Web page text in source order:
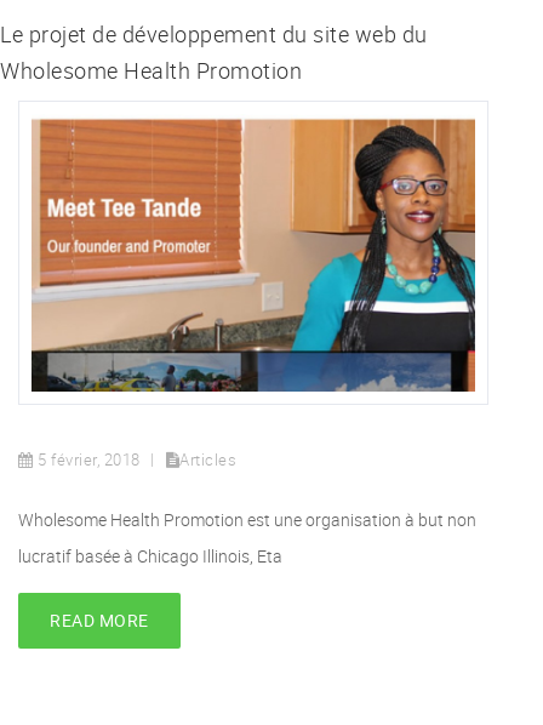
Le projet de développement du site web du
Wholesome Health Promotion
5 février, 2018 Articles
Wholesome Health Promotion est une organisation à but non
lucratif basée à Chicago Illinois, Eta
READ MORE